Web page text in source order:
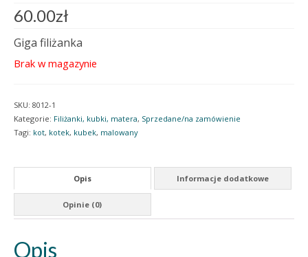
60.00zł
Giga filiżanka
Brak w magazynie
SKU: 8012-1
Kategorie: Filiżanki, kubki, matera, Sprzedane/na zamówienie
Tagi: kot, kotek, kubek, malowany
Opis Informacje dodatkowe
Opinie (0)
Opis